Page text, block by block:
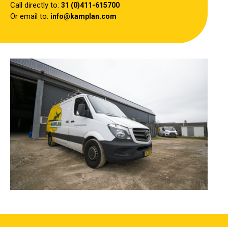
Call directly to: 31 (0)411-615700
Or email to: info@kamplan.com